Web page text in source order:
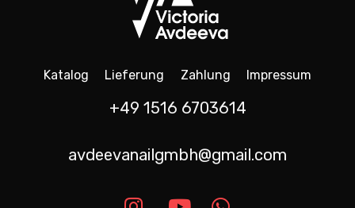
Katalog Lieferung Zahlung Impressum
+49 1516 6703614
avdeevanailgmbh@gmail.com